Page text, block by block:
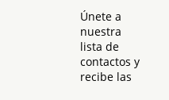
Únete a
nuestra
lista de
contactos y
recibe las